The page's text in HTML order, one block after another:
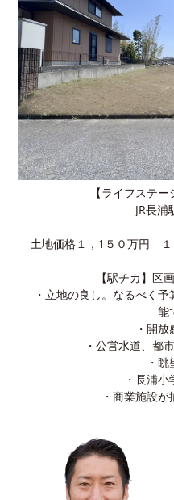
【ライフステ
JR長浦
土地価格１，1５０万円 １
【駅チカ】区
・立地の良し。なるべく
能
・開
・公営水道、都
・眺
・長浦
・商業施設